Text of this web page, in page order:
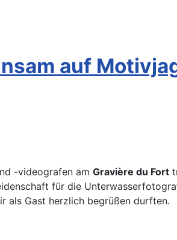
auf
-videografen am Gravière du Fort
für die
als Gast herzlich begrüßen durften.